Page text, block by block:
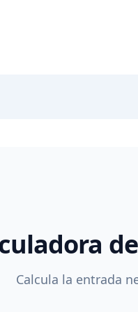
Calcula la entrada